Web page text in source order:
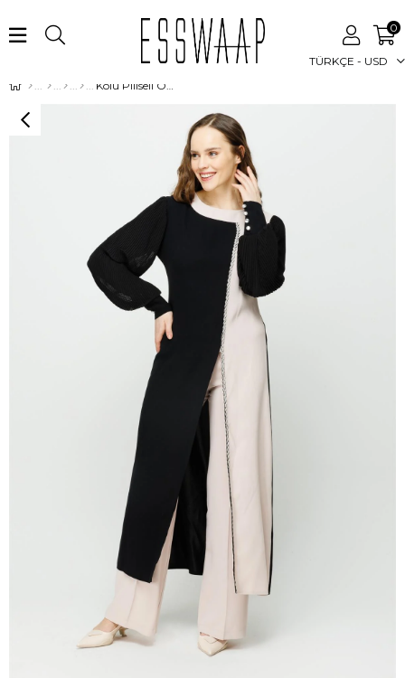
TÜRKÇE - USD
0
Kolu Piliseli Önden Yırtmaçlı Şerit Taş Detaylı Pantolonlu Takım Taş